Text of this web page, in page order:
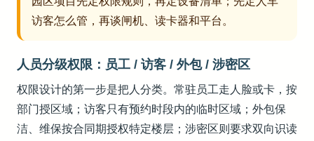
访客怎么管，再谈闸机、读卡器和平台。
人员分级权限：员工 / 访客 / 外包 / 涉密区
权限设计的第一步是把人分类。常驻员工走人脸或卡，按
部门授区域；访客只有预约时段内的临时区域；外包保
洁、维保按合同期授权特定楼层；涉密区则要求双向识读